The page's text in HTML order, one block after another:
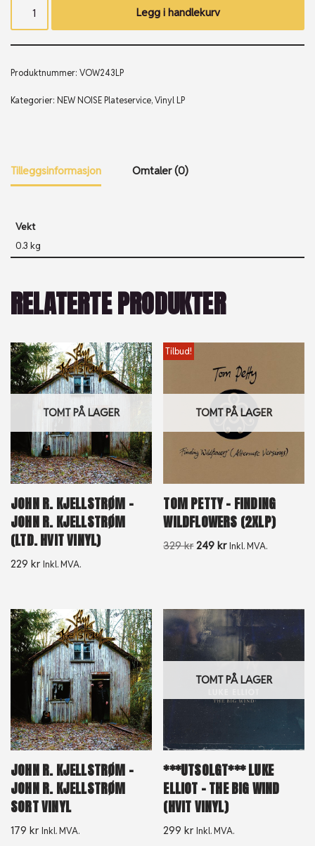
Legg i handlekurv
Produktnummer: VOW243LP
Kategorier: NEW NOISE Plateservice,Vinyl LP
Tilleggsinformasjon Omtaler (0)
Vekt
0.3 kg
RELATERTE PRODUKTER
TOMT PÅ LAGER
JOHN R. KJELLSTRØM –
JOHN R. KJELLSTRØM
(LTD. HVIT VINYL)
229 kr Inkl. MVA.
TOMT PÅ LAGER
Tilbud!
TOM PETTY – FINDING
WILDFLOWERS (2XLP)
329kr 249kr Inkl. MVA.
JOHN R. KJELLSTRØM –
JOHN R. KJELLSTRØM
SORT VINYL
179 kr Inkl. MVA.
TOMT PÅ LAGER
***UTSOLGT*** LUKE
ELLIOT – THE BIG WIND
(HVIT VINYL)
299kr Inkl. MVA.